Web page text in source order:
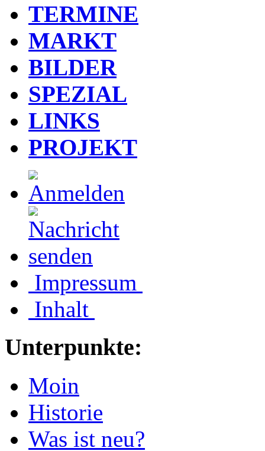
TERMINE
MARKT
BILDER
SPEZIAL
LINKS
PROJEKT
Impressum
Inhalt
Unterpunkte:
Moin
Historie
Was ist neu?